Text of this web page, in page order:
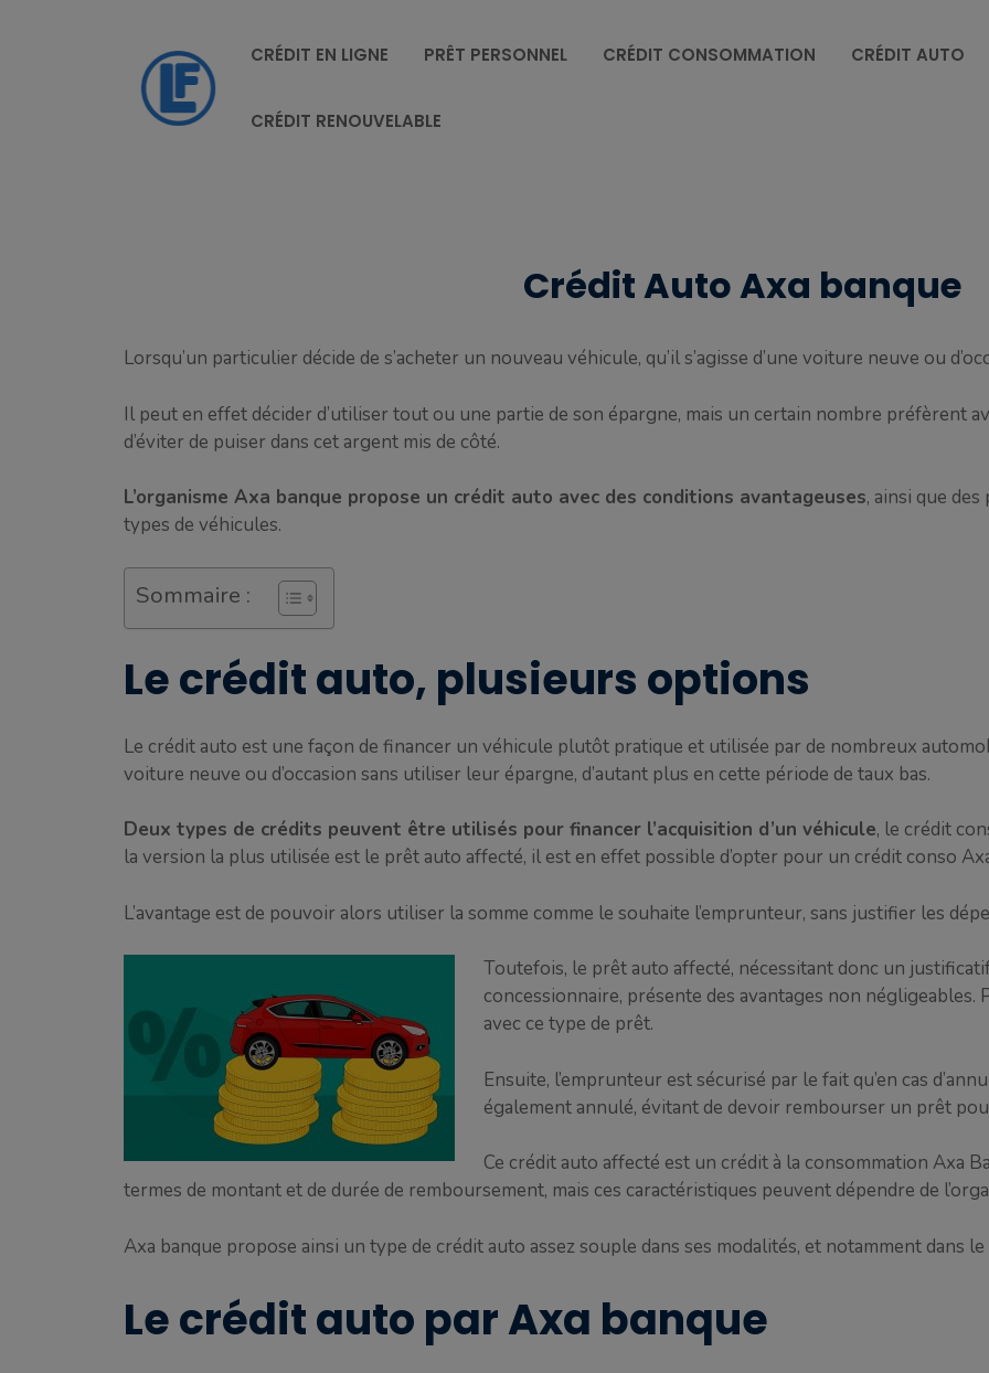
CRÉDIT EN LIGNE PRÊT PERSONNEL CRÉDIT CONSOMMATION CRÉDIT AUTO
CRÉDIT RENOUVELABLE
Crédit Auto Axa banque
Lorsqu’un particulier décide de s’acheter un nouveau véhicule, qu’il s’agisse d’une voiture neuve ou
Il peut en effet décider d’utiliser tout ou une partie de son épargne, mais un certain nombre préfèrent
d’éviter de puiser dans cet argent mis de côté.
L’organisme Axa banque propose un crédit auto avec des conditions avantageuses, ainsi que
types de véhicules.
Sommaire :
Le crédit auto, plusieurs options
Le crédit auto est une façon de financer un véhicule plutôt pratique et utilisée par de nombreux
voiture neuve ou d’occasion sans utiliser leur épargne, d’autant plus en cette période de taux bas.
Deux types de crédits peuvent être utilisés pour financer l’acquisition d’un véhicule, le crédit
la version la plus utilisée est le prêt auto affecté, il est en effet possible d’opter pour un crédit conso
L’avantage est de pouvoir alors utiliser la somme comme le souhaite l’emprunteur, sans justifier les
Toutefois, le prêt auto affecté, nécessitant donc un
concessionnaire, présente des avantages non négligeables.
avec ce type de prêt.
Ensuite, l’emprunteur est sécurisé par le fait qu’en cas
également annulé, évitant de devoir rembourser un prêt
Ce crédit auto affecté est un crédit à la consommation Axa
termes de montant et de durée de remboursement, mais ces caractéristiques peuvent dépendre de
Axa banque propose ainsi un type de crédit auto assez souple dans ses modalités, et notamment dans
Le crédit auto par Axa banque